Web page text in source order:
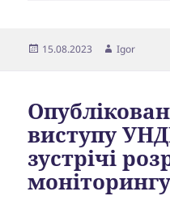
Опубліковано
15.08.2023 Автор
Igor
виступу
зустрічі